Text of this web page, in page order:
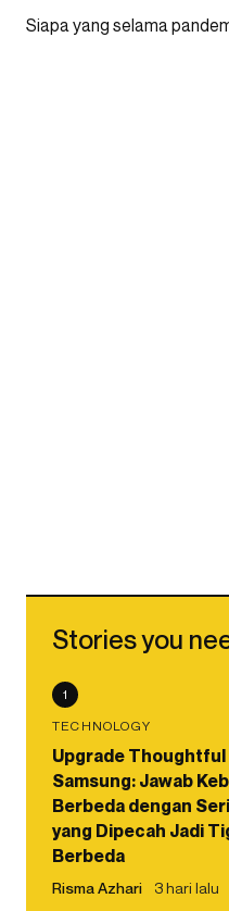
Siapa yang selama
Stories you
1
TECHNOLOGY
Upgrade Thoughtful
Samsung: Jawab
Berbeda dengan
yang Dipecah Jadi
Berbeda
Risma Azhari 3 hari lalu